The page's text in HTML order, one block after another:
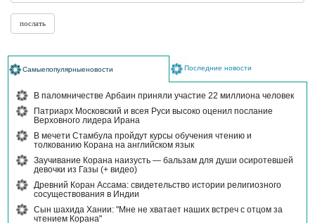
Самыепопулярныеновости Последние новости
В паломничестве Арбаин приняли участие 22 миллиона человек
Патриарх Московский и всея Руси высоко оценил послание
Верховного лидера Ирана
В мечети Стамбула пройдут курсы обучения чтению и
толкованию Корана на английском язык
Заучивание Корана наизусть — бальзам для души осиротевшей
девочки из Газы (+ видео)
Древний Коран Ассама: свидетельство истории религиозного
сосуществования в Индии
Сын шахида Хании: "Мне не хватает наших встреч с отцом за
чтением Корана"